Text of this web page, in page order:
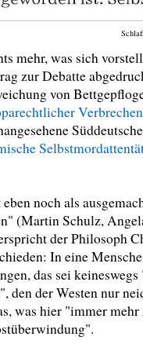
mehr, was sich
zur Debatte
von
Verbrechen
noch als
(Martin Schulz,
der Philosoph
In eine
das sei
den der Westen nur
was hier "immer